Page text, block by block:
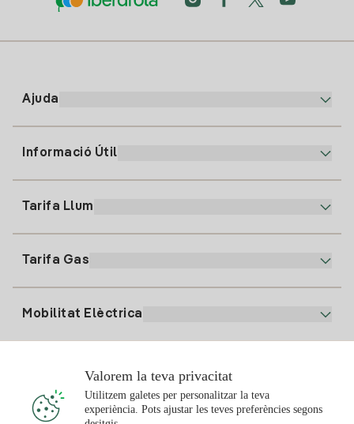
Ajuda
91 919 52 73
clientes@tuiberdrola.es
Informació Útil
Alta Gas
Tarifa Llum
Tarifa Gas
Mobilitat Elèctrica
Punts de Recàrrega
Valorem la teva privacitat
Utilitzem galetes per personalitzar la teva
experiència. Pots ajustar les teves preferències segons